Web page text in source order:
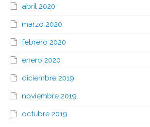
abril 2020
marzo 2020
febrero 2020
enero 2020
diciembre 2019
noviembre 2019
octubre 2019